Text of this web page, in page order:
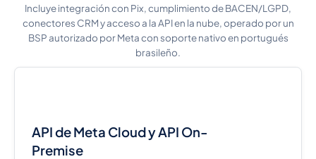
Incluye integración con Pix, cumplimiento de BACEN/LGPD,
conectores CRM y acceso a la API en la nube, operado por un
BSP autorizado por Meta con soporte nativo en portugués
brasileño.
API de Meta Cloud y API On-
Premise